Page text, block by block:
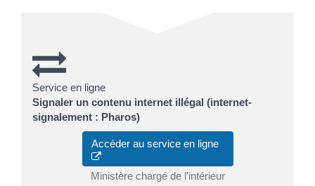
Service en ligne
Signaler un contenu internet illégal (internet-
signalement : Pharos)
Accéder au service en ligne
Ministère chargé de l'intérieur